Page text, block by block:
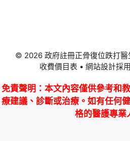
© 2026 政府註冊正骨復位跌打醫
收費價目表 • 網站設計採用
免責聲明 ：本文內容僅供參考和
療建議、診斷或治療。如有任何
格的醫護專業